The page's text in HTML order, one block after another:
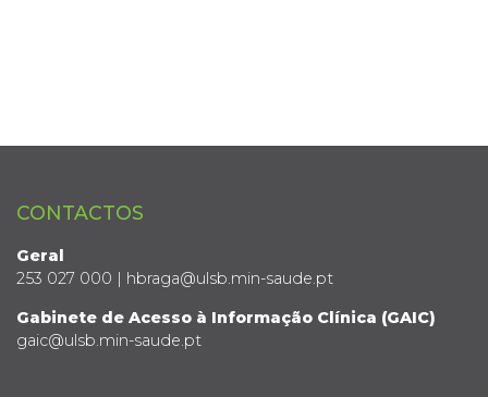
CONTACTOS
Geral
253 027 000 | hbraga@ulsb.min-saude.pt
Gabinete de Acesso à Informação Clínica (GAIC)
gaic@ulsb.min-saude.pt